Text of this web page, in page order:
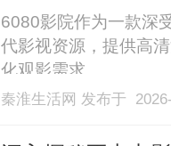
6080影院作为一款深
代影视资源，提供高
化观影需求。......
秦淮生活网 发布于